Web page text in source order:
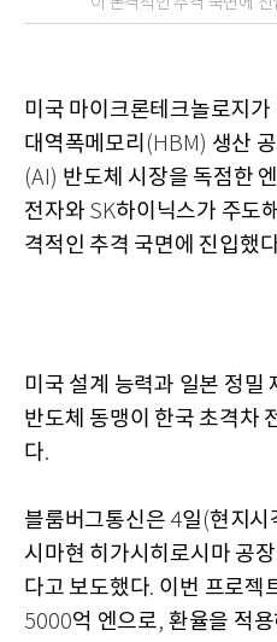
이 본격적인 추격 국면에
미국 마이크론테크놀로지
대역폭메모리 (HBM) 생산
(AI) 반도체 시장을 독점한
전자와 SK하이닉스가 주도
격적인 추격 국면에 진입했
미국 설계 능력과 일본 정밀
반도체 동맹이 한국 초격차
다.
블룸버그통신은 4일 (현지시
시마현 히가시히로시마 공
다고 보도했다. 이번 프로젝
5000억 엔으로, 환율을 적